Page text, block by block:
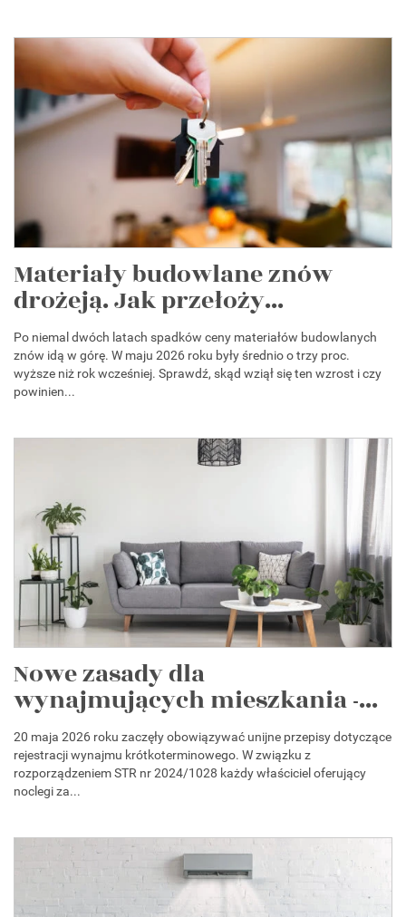
Materiały budowlane znów
drożeją. Jak przełoży...
Po niemal dwóch latach spadków ceny materiałów budowlanych
znów idą w górę. W maju 2026 roku były średnio o trzy proc.
wyższe niż rok wcześniej. Sprawdź, skąd wziął się ten wzrost i czy
powinien...
Nowe zasady dla
wynajmujących mieszkania -...
20 maja 2026 roku zaczęły obowiązywać unijne przepisy dotyczące
rejestracji wynajmu krótkoterminowego. W związku z
rozporządzeniem STR nr 2024/1028 każdy właściciel oferujący
noclegi za...